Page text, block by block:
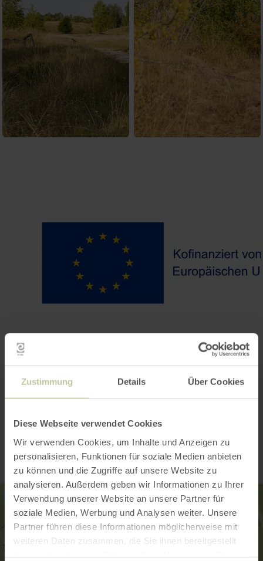
Zustimmung Details Über Cookies
Diese Webseite verwendet Cookies
Wir verwenden Cookies, um Inhalte und Anzeigen zu
personalisieren, Funktionen für soziale Medien anbieten
zu können und die Zugriffe auf unsere Website zu
analysieren. Außerdem geben wir Informationen zu Ihrer
Verwendung unserer Website an unsere Partner für
soziale Medien, Werbung und Analysen weiter. Unsere
Partner führen diese Informationen möglicherweise mit
weiteren Daten zusammen, die Sie ihnen bereitgestellt
Contact